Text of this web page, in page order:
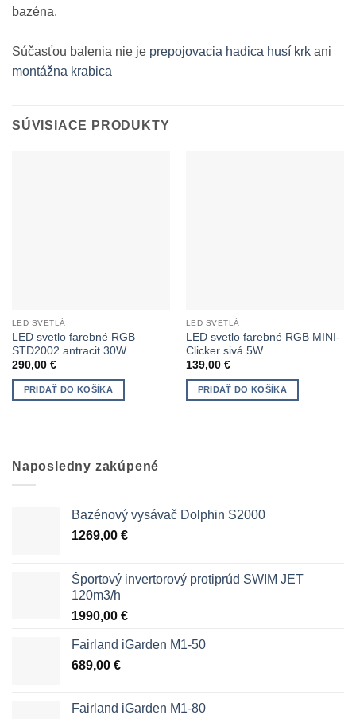
bazéna.
Súčasťou balenia nie je prepojovacia hadica husí krk ani
montážna krabica
SÚVISIACE PRODUKTY
LED SVETLÁ
LED svetlo farebné RGB
STD2002 antracit 30W
290,00 €
PRIDAŤ DO KOŠÍKA
LED SVETLÁ
LED svetlo farebné RGB MINI-
Clicker sivá 5W
139,00 €
PRIDAŤ DO KOŠÍKA
Naposledny zakúpené
Bazénový vysávač Dolphin S2000
1269,00 €
Športový invertorový protiprúd SWIM JET
120m3/h
1990,00 €
Fairland iGarden M1-50
689,00 €
Fairland iGarden M1-80